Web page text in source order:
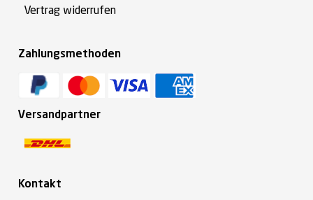
Vertrag widerrufen
Zahlungsmethoden
Versandpartner
Kontakt